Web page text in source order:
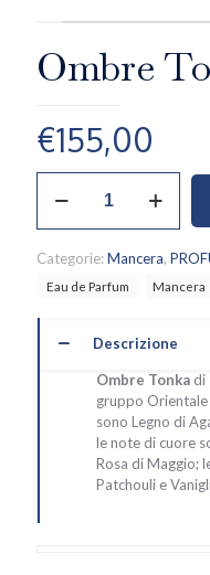
Ombre
€155,00
Tonka,
Categorie:Mancera,
Eau de Parfum
Mancera
Descrizione
Ombre Tonka di
gruppo Orientale
sono Legno di
le note di cuore
Rosa di Maggio;
Patchouli e